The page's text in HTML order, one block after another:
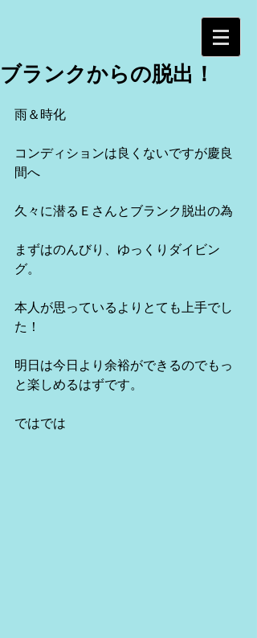
ブランクからの脱出！
雨＆時化
コンディションは良くないですが慶良
間へ
久々に潜るＥさんとブランク脱出の為
まずはのんびり、ゆっくりダイビン
グ。
本人が思っているよりとても上手でし
た！
明日は今日より余裕ができるのでもっ
と楽しめるはずです。
ではでは